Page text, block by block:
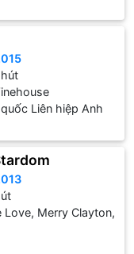
Liên hiệp Anh
Love, Merry Clayton,